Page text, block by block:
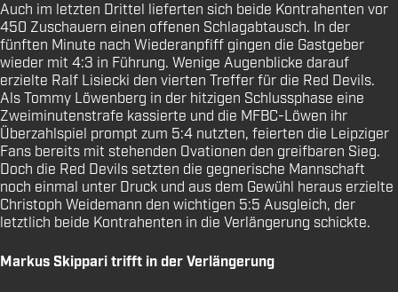
Auch im letzten Drittel lieferten sich beide Kontrahenten vor
450 Zuschauern einen offenen Schlagabtausch. In der
fünften Minute nach Wiederanpfiff gingen die Gastgeber
wieder mit 4:3 in Führung. Wenige Augenblicke darauf
erzielte Ralf Lisiecki den vierten Treffer für die Red Devils.
Als Tommy Löwenberg in der hitzigen Schlussphase eine
Zweiminutenstrafe kassierte und die MFBC-Löwen ihr
Überzahlspiel prompt zum 5:4 nutzten, feierten die Leipziger
Fans bereits mit stehenden Ovationen den greifbaren Sieg.
Doch die Red Devils setzten die gegnerische Mannschaft
noch einmal unter Druck und aus dem Gewühl heraus erzielte
Christoph Weidemann den wichtigen 5:5 Ausgleich, der
letztlich beide Kontrahenten in die Verlängerung schickte.
Markus Skippari trifft in der Verlängerung